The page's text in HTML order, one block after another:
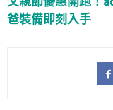
爸裝備即刻入手